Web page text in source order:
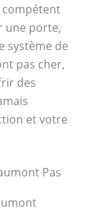
compétent
une porte,
système de
pas cher,
des
et votre
Pas